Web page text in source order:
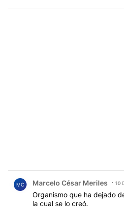
MC Marcelo César Meriles 10
Organismo que ha dejado
la cual se lo creó.